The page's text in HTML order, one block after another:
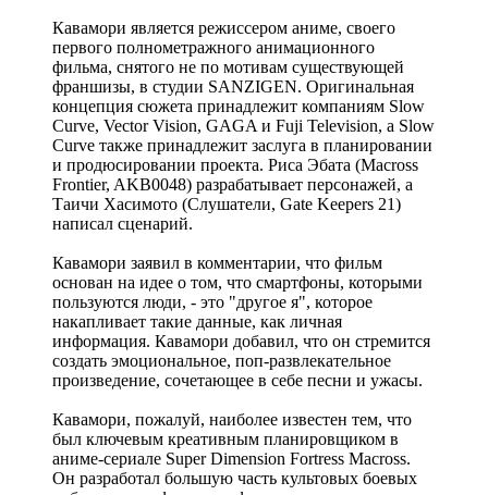
Кавамори является режиссером аниме, своего
первого полнометражного анимационного
фильма, снятого не по мотивам существующей
франшизы, в студии SANZIGEN. Оригинальная
концепция сюжета принадлежит компаниям Slow
Curve, Vector Vision, GAGA и Fuji Television, а Slow
Curve также принадлежит заслуга в планировании
и продюсировании проекта. Риса Эбата (Macross
Frontier, AKB0048) разрабатывает персонажей, а
Таичи Хасимото (Слушатели, Gate Keepers 21)
написал сценарий.
Кавамори заявил в комментарии, что фильм
основан на идее о том, что смартфоны, которыми
пользуются люди, - это "другое я", которое
накапливает такие данные, как личная
информация. Кавамори добавил, что он стремится
создать эмоциональное, поп-развлекательное
произведение, сочетающее в себе песни и ужасы.
Кавамори, пожалуй, наиболее известен тем, что
был ключевым креативным планировщиком в
аниме-сериале Super Dimension Fortress Macross.
Он разработал большую часть культовых боевых